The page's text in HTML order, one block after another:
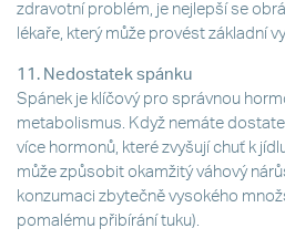
zdravotní problém, je nejlepší se
lékaře, který může provést základní
11. Nedostatek spánku
Spánek je klíčový pro správnou
metabolismus. Když nemáte
více hormonů, které zvyšují chuť k
může způsobit okamžitý váhový
konzumaci zbytečně vysokého
pomalému přibírání tuku).